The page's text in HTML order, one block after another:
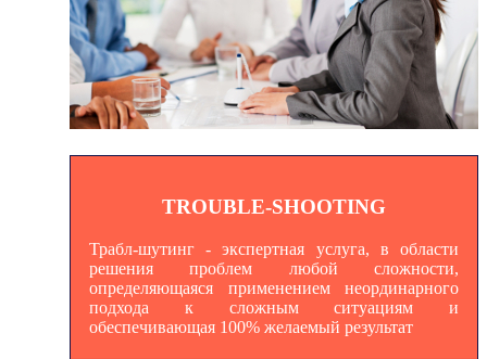
TROUBLE-SHOOTING
Трабл-шутинг - экспертная услуга, в области
решения проблем любой сложности,
определяющаяся применением неординарного
подхода к сложным ситуациям и
обеспечивающая 100% желаемый результат